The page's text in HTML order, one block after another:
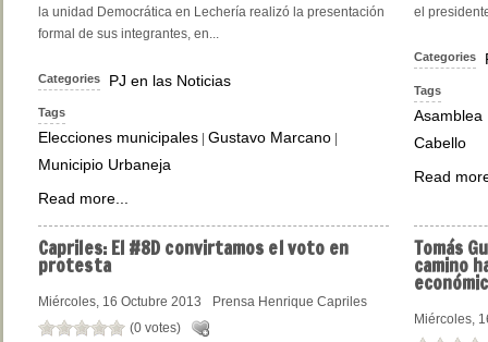
la unidad Democrática en Lechería realizó la presentación
formal de sus integrantes, en...
Categories PJ en las Noticias
Tags
Elecciones municipales Gustavo Marcano
Municipio Urbaneja
Read more...
el
Categories
Tags
Asamblea
Cabello
Read
Capriles:El #8D convirtamos el voto en
protesta
Miércoles, 16 Octubre 2013
Prensa Henrique Capriles
(0 votes)
Tomás
camino
Miércoles,